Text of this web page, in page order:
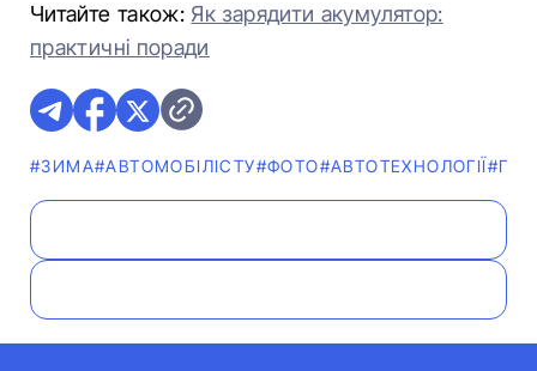
Читайте також: Як зарядити акумулятор:
практичні поради
#ЗИМА#АВТОМОБІЛІСТУ#ФОТО#АВТОТЕХНОЛОГІЇ